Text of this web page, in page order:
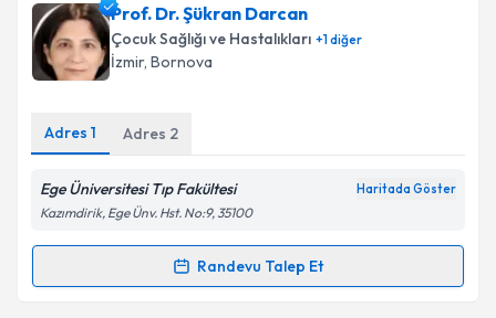
Takvim Talebini Gönder
Uzm. Dr. Süreyya Paksoyiçin randevu takvimi talebi
oluşturun. Size bu uzmandan randevu almanız için bir
takvim hazırlandığında e-posta ile bilgilendireceğiz.
Kişisel verilerimin işlenmesine ilişkin
kapsamda işlenmesini kabul ediyorum.
Prof. Dr. Şükran Darcan
Çocuk Sağlığı ve Hastalıkları +1diğer
İzmir, Bornova
Adres 1 Adres 2
Ege Üniversitesi Tıp Fakültesi Haritada Göster
Kazımdirik, Ege Ünv. Hst. No:9, 35100
Randevu Talep Et
Randevu Takvimi Talebi